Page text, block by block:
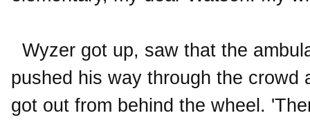
Wyzer got up, saw that the
pushed his way through the crowd
got out from behind the wheel.